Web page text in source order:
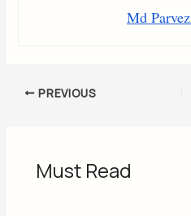
Md
PREVIOUS
Must Read